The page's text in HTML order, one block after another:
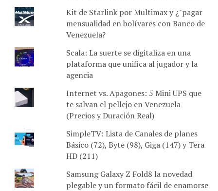
Kit de Starlink por Multimax y ¿"pagar
mensualidad en bolívares con Banco de
Venezuela?
Scala: La suerte se digitaliza en una
plataforma que unifica al jugador y la
agencia
Internet vs. Apagones: 5 Mini UPS que
te salvan el pellejo en Venezuela
(Precios y Duración Real)
SimpleTV: Lista de Canales de planes
Básico (72), Byte (98), Giga (147) y Tera
HD (211)
Samsung Galaxy Z Fold8 la novedad
plegable y un formato fácil de enamorse